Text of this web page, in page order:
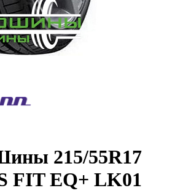
215/55R17
FIT EQ+ LK01